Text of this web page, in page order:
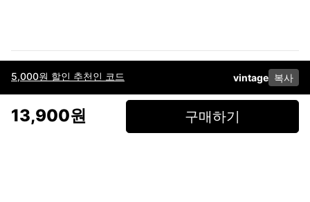
5,000원 할인 추천인 코드 vintage 복사
13,900원 구매하기
이용약관고객센터판매개인정보 처리방침사업자 정보다운로드
페이스북